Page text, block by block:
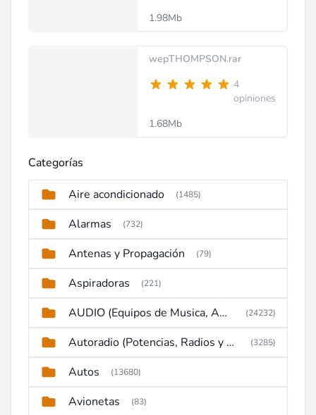
1.98Mb
wepTHOMPSON.rar
4
opiniones
1.68Mb
Categorías
Aire acondicionado (1485)
Alarmas (732)
Antenas y Propagación (79)
Aspiradoras (221)
AUDIO (Equipos de Musica, Amplificadores, Reproductores, Etc) (24232)
Autoradio (Potencias, Radios y DVD) (3285)
Autos (13680)
Avionetas (83)